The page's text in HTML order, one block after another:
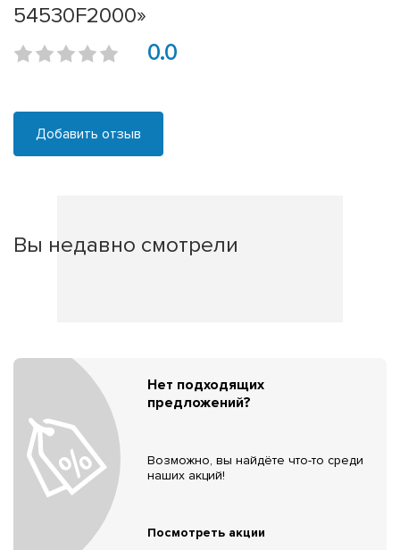
54530F2000»
0.0
Добавить отзыв
Вы недавно смотрели
Нет подходящих
предложений?
Возможно, вы найдёте что-то среди
наших акций!
Посмотреть акции